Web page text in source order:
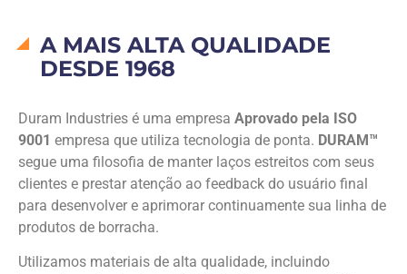
A MAIS ALTA QUALIDADE
DESDE 1968
Duram Industries é uma empresa Aprovado pela ISO
9001 empresa que utiliza tecnologia de ponta. DURAM™
segue uma filosofia de manter laços estreitos com seus
clientes e prestar atenção ao feedback do usuário final
para desenvolver e aprimorar continuamente sua linha de
produtos de borracha.
Utilizamos materiais de alta qualidade, incluindo